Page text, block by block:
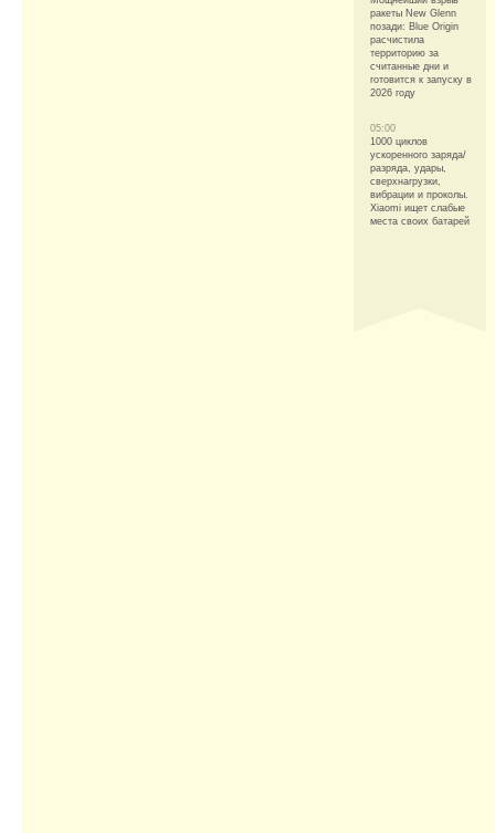
ракеты New Glenn
позади: Blue Origin
расчистила
территорию за
считанные дни и
готовится к запуску в
2026 году
05:00
1000 циклов
ускоренного заряда/
разряда, удары,
сверхнагрузки,
вибрации и проколы.
Xiaomi ищет слабые
места своих батарей